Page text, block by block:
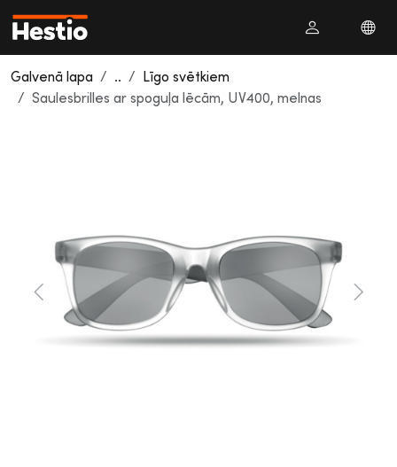
Galvenā lapa ..
Līgo svētkiem
Saulesbrilles ar spoguļa lēcām, UV400, melnas
Previous Next